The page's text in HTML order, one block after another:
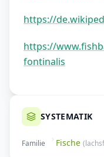
https://
https://
fontinalis
SYSTEMATIK
Familie Fische (